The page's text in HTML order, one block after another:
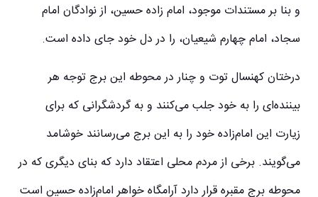
و بنا بر مستندات موجود، امام زاده حسین، از نوادگان امام
سجاد، امام چهارم شیعیان، را در دل خود جای داده است.
درختان کهنسال توت و چنار در محوطه این برج توجه هر
بیننده‌ای را به خود جلب می‌کنند و به گردشگرانی که برای
زیارت این امام‌زاده خود را به این برج می‌رسانند خوشامد
می‌گویند. برخی از مردم محلی اعتقاد دارد که بنای دیگری که در
محوطه برج مقبره قرار دارد آرامگاه خواهر امام‌زاده حسین است